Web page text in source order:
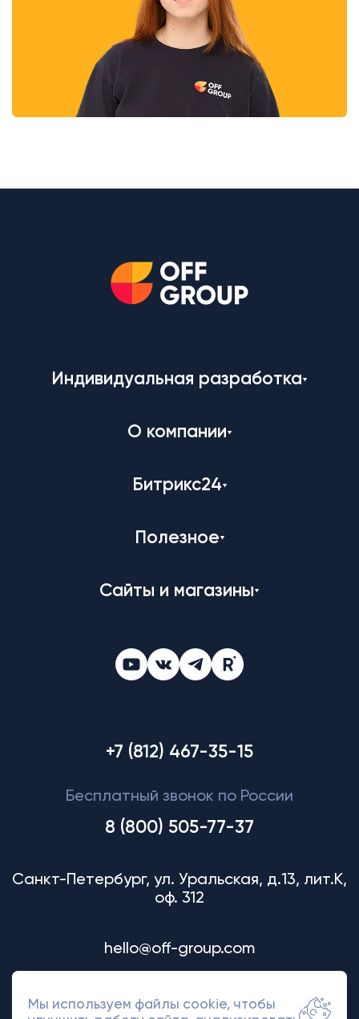
Индивидуальная разработка
О компании
Битрикс24
Полезное
Сайты и магазины
+7 (812) 467-35-15
Бесплатный звонок по России
8 (800) 505-77-37
Санкт-Петербург, ул. Уральская, д.13, лит.К,
оф. 312
hello@off-group.com
Мы используем файлы cookie, чтобы